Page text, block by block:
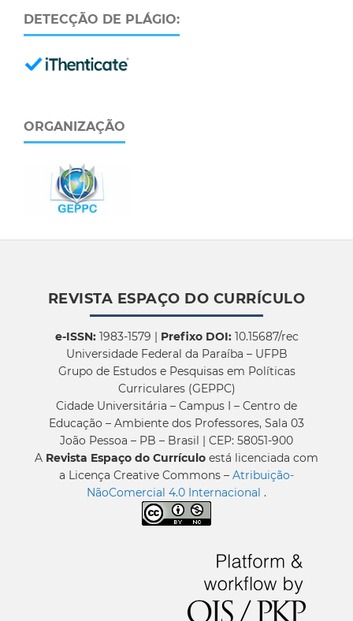
DETECÇÃO DE PLÁGIO:
ORGANIZAÇÃO
REVISTA ESPAÇO DO CURRÍCULO
e-ISSN:1983-1579 | Prefixo DOI:10.15687/rec
Universidade Federal da Paraíba – UFPB
Grupo de Estudos e Pesquisas em Políticas
Curriculares (GEPPC)
Cidade Universitária – Campus I – Centro de
Educação – Ambiente dos Professores, Sala 03
João Pessoa – PB – Brasil | CEP: 58051-900
A Revista Espaço do Currículo está licenciada com
a Licença Creative Commons – Atribuição-
NãoComercial 4.0 Internacional .